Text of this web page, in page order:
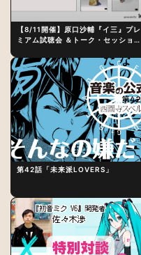
【8/11開催】原口沙輔『イ三』プレ
ミアム試聴会 ＆トーク・セッション
制作秘話
第42話「未来派LOVERS」